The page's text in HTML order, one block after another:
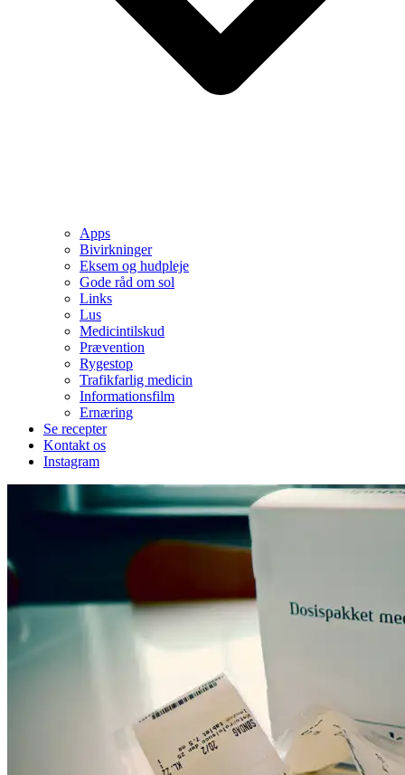
Apps
Bivirkninger
Eksem og hudpleje
Gode råd om sol
Links
Lus
Medicintilskud
Prævention
Rygestop
Trafikfarlig medicin
Informationsfilm
Ernæring
Se recepter
Kontakt os
Instagram